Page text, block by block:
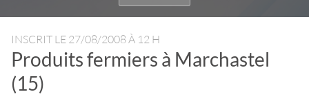
INSCRIT LE 27/08/2008 À 12 H
Produits fermiers à Marchastel
(15)